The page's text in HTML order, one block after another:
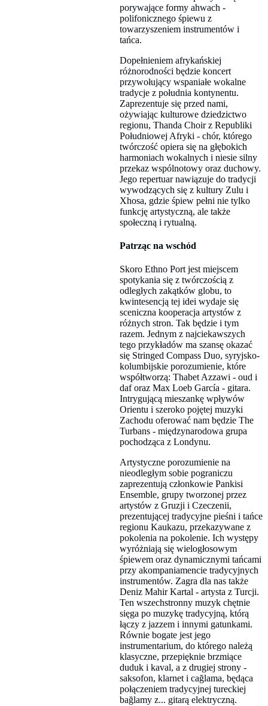
porywające formy ahwach -
polifonicznego śpiewu z
towarzyszeniem instrumentów i
tańca.
Dopełnieniem afrykańskiej
różnorodności będzie koncert
przywołujący wspaniałe wokalne
tradycje z południa kontynentu.
Zaprezentuje się przed nami,
ożywiając kulturowe dziedzictwo
regionu, Thanda Choir z Republiki
Południowej Afryki - chór, którego
twórczość opiera się na głębokich
harmoniach wokalnych i niesie silny
przekaz wspólnotowy oraz duchowy.
Jego repertuar nawiązuje do tradycji
wywodzących się z kultury Zulu i
Xhosa, gdzie śpiew pełni nie tylko
funkcję artystyczną, ale także
społeczną i rytualną.
Patrząc na wschód
Skoro Ethno Port jest miejscem
spotykania się z twórczością z
odległych zakątków globu, to
kwintesencją tej idei wydaje się
sceniczna kooperacja artystów z
różnych stron. Tak będzie i tym
razem. Jednym z najciekawszych
tego przykładów ma szansę okazać
się Stringed Compass Duo, syryjsko-
kolumbijskie porozumienie, które
współtworzą: Thabet Azzawi - oud i
daf oraz Max Loeb García - gitara.
Intrygującą mieszankę wpływów
Orientu i szeroko pojętej muzyki
Zachodu oferować nam będzie The
Turbans - międzynarodowa grupa
pochodząca z Londynu.
Artystyczne porozumienie na
nieodległym sobie pograniczu
zaprezentują członkowie Pankisi
Ensemble, grupy tworzonej przez
artystów z Gruzji i Czeczenii,
prezentującej tradycyjne pieśni i tańce
regionu Kaukazu, przekazywane z
pokolenia na pokolenie. Ich występy
wyróżniają się wielogłosowym
śpiewem oraz dynamicznymi tańcami
przy akompaniamencie tradycyjnych
instrumentów. Zagra dla nas także
Deniz Mahir Kartal - artysta z Turcji.
Ten wszechstronny muzyk chętnie
sięga po muzykę tradycyjną, którą
łączy z jazzem i innymi gatunkami.
Równie bogate jest jego
instrumentarium, do którego należą
klasyczne, przepięknie brzmiące
duduk i kaval, a z drugiej strony -
saksofon, klarnet i cağlama, będąca
połączeniem tradycyjnej tureckiej
bağlamy z... gitarą elektryczną.